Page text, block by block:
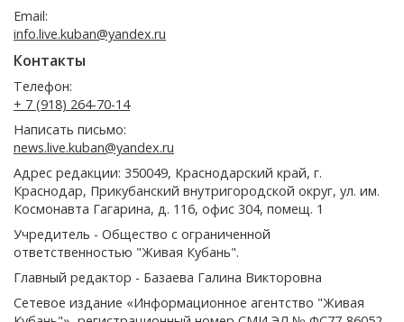
Email:
info.live.kuban@yandex.ru
Контакты
Телефон:
+ 7 (918) 264-70-14
Написать письмо:
news.live.kuban@yandex.ru
Адрес редакции: 350049, Краснодарский край, г.
Краснодар, Прикубанский внутригородской округ, ул. им.
Космонавта Гагарина, д. 116, офис 304, помещ. 1
Учредитель - Общество с ограниченной
ответственностью "Живая Кубань".
Главный редактор - Базаева Галина Викторовна
Сетевое издание «Информационное агентство "Живая